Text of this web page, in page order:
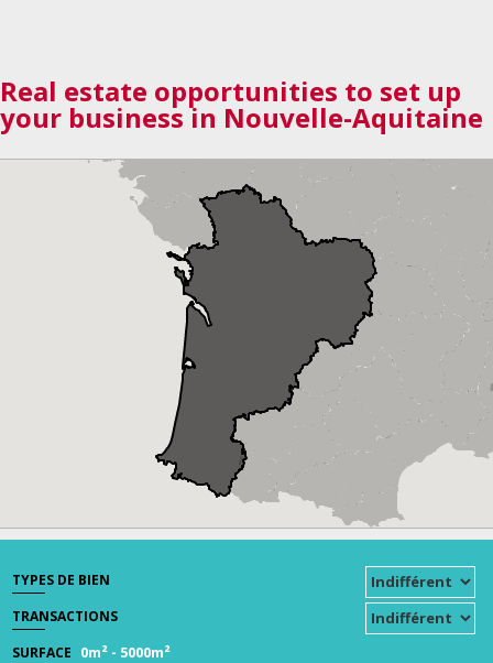
Real estate opportunities to set up
your business in Nouvelle-Aquitaine
TYPES DE BIEN
TRANSACTIONS
SURFACE 0m² - 5000m²